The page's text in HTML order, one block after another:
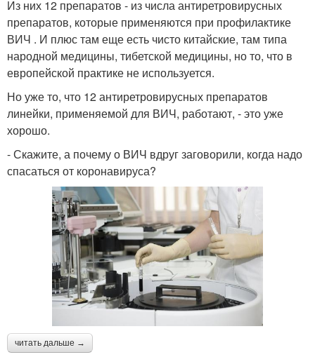
Из них 12 препаратов - из числа антиретровирусных
препаратов, которые применяются при профилактике
ВИЧ . И плюс там еще есть чисто китайские, там типа
народной медицины, тибетской медицины, но то, что в
европейской практике не используется.
Но уже то, что 12 антиретровирусных препаратов
линейки, применяемой для ВИЧ, работают, - это уже
хорошо.
- Скажите, а почему о ВИЧ вдруг заговорили, когда надо
спасаться от коронавируса?
читать дальше →